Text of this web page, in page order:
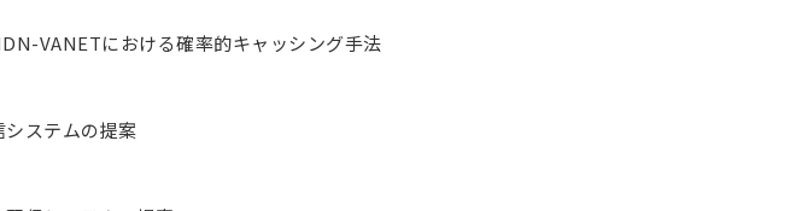
VANETにおける確率的キャッシング手法
ステムの提案